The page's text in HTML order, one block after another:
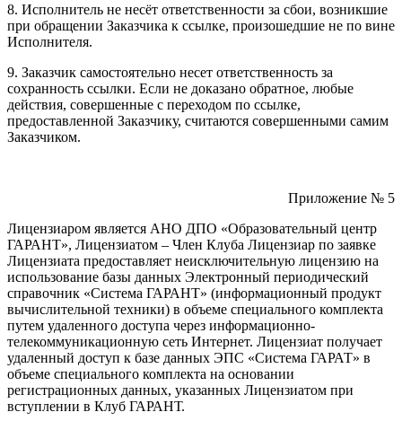
8. Исполнитель не несёт ответственности за сбои, возникшие
при обращении Заказчика к ссылке, произошедшие не по вине
Исполнителя.
9. Заказчик самостоятельно несет ответственность за
сохранность ссылки. Если не доказано обратное, любые
действия, совершенные с переходом по ссылке,
предоставленной Заказчику, считаются совершенными самим
Заказчиком.
Приложение № 5
Лицензиаром является АНО ДПО «Образовательный центр
ГАРАНТ», Лицензиатом – Член Клуба Лицензиар по заявке
Лицензиата предоставляет неисключительную лицензию на
использование базы данных Электронный периодический
справочник «Система ГАРАНТ» (информационный продукт
вычислительной техники) в объеме специального комплекта
путем удаленного доступа через информационно-
телекоммуникационную сеть Интернет. Лицензиат получает
удаленный доступ к базе данных ЭПС «Система ГАРАТ» в
объеме специального комплекта на основании
регистрационных данных, указанных Лицензиатом при
вступлении в Клуб ГАРАНТ.